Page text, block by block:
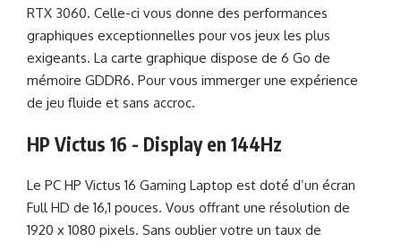
RTX 3060. Celle-ci vous donne des performances
graphiques exceptionnelles pour vos jeux les plus
exigeants. La carte graphique dispose de 6 Go de
mémoire GDDR6. Pour vous immerger une expérience
de jeu fluide et sans accroc.
HP Victus 16 - Display en 144Hz
Le PC HP Victus 16 Gaming Laptop est doté d’un écran
Full HD de 16,1 pouces. Vous offrant une résolution de
1920 x 1080 pixels. Sans oublier votre un taux de